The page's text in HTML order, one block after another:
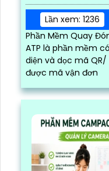
Lần xem: 1236
Phần Mềm Quay
ATP là phần mềm
diện và dọc mã
được mã vận đơn